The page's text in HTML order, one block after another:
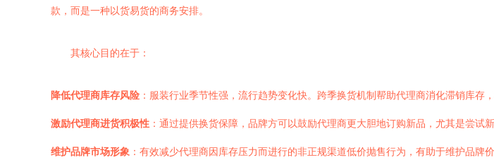
款，而是一种以货易货的商务安排。
其核心目的在于：
降低代理商库存风险 ：服装行业季节性强，流行趋势变化快。跨季换货机制帮助代理商消化滞销库存
激励代理商进货积极性 ：通过提供换货保障，品牌方可以鼓励代理商更大胆地订购新品，尤其是尝试
维护品牌市场形象 ：有效减少代理商因库存压力而进行的非正规渠道低价抛售行为，有助于维护品牌